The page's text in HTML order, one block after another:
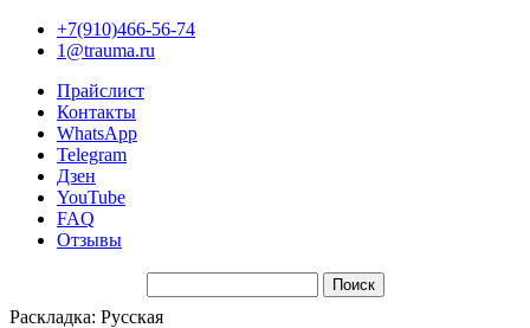
+7(910)466-56-74
1@trauma.ru
Прайслист
Контакты
WhatsApp
Telegram
Дзен
YouTube
FAQ
Отзывы
Раскладка: Русская